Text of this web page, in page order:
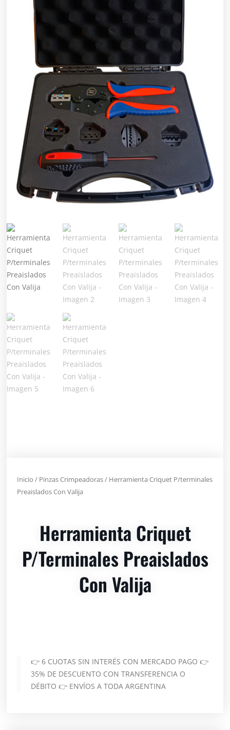
Inicio / Pinzas Crimpeadoras/ Herramienta Criquet P/terminales
Preaislados Con Valija
Herramienta Criquet
P/terminales Preaislados
Con Valija
👉 6 CUOTAS SIN INTERÉS CON MERCADO PAGO 👉
35% DE DESCUENTO CON TRANSFERENCIA O
DÉBITO 👉 ENVÍOS A TODA ARGENTINA